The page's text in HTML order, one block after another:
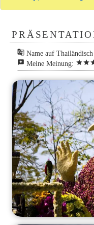
g_translate Name auf
reviews Meine Meinung: starstar